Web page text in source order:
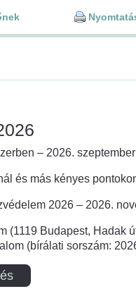
– 2026.
és más kényes
2026 – 2026.
(1119 Budapest, Hadak
(bírálati sorszám: